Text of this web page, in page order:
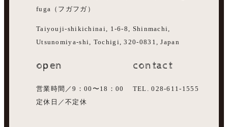
fuga（フガフガ）
Taiyouji-shikichinai, 1-6-8, Shinmachi,
Utsunomiya-shi, Tochigi, 320-0831, Japan
open
営業時間／9：00〜18：00
定休日／不定休
contact
TEL. 028-611-1555